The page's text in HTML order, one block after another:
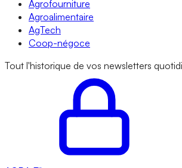
Agrofourniture
Agroalimentaire
AgTech
Coop-négoce
Tout l'historique de vos newsletters